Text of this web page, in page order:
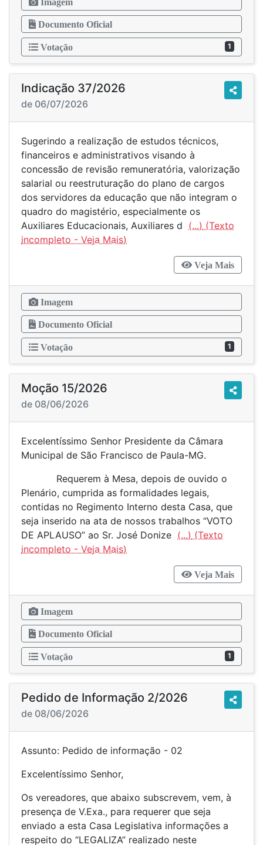
Documento Oficial
Votação 1
Indicação 37/2026
de 06/07/2026
Sugerindo a realização de estudos técnicos,
financeiros e administrativos visando à
concessão de revisão remuneratória, valorização
salarial ou reestruturação do plano de cargos
dos servidores da educação que não integram o
quadro do magistério, especialmente os
Auxiliares Educacionais, Auxiliares d (...)
Veja Mais
Imagem
Documento Oficial
Votação 1
Moção 15/2026
de 08/06/2026
Excelentíssimo Senhor Presidente da Câmara
Municipal de São Francisco de Paula-MG.
Requerem à Mesa, depois de ouvido o
Plenário, cumprida as formalidades legais,
contidas no Regimento Interno desta Casa, que
seja inserido na ata de nossos trabalhos “VOTO
DE APLAUSO” ao Sr. José Donize (...)
Veja Mais
Imagem
Documento Oficial
Votação 1
Pedido de Informação 2/2026
de 08/06/2026
Assunto: Pedido de informação - 02
Excelentíssimo Senhor,
Os vereadores, que abaixo subscrevem, vem, à
presença de V.Exa., para requerer que seja
enviado a esta Casa Legislativa informações a
respeito do “LEGALIZA” realizado neste